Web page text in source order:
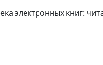
электронных книг: